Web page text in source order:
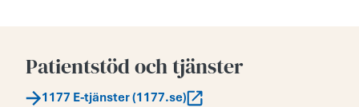
Patientstöd och tjänster
1177 E-tjänster (1177.se)